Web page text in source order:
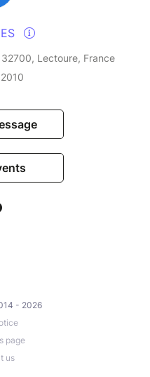
Lectoure, France
- 2026
page
us